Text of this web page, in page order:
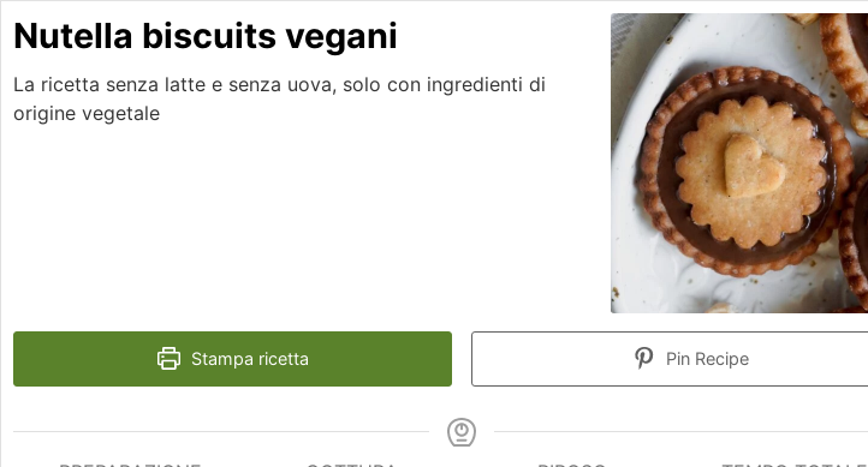
Nutella biscuits vegani
La ricetta senza latte e senza uova, solo con ingredienti di
origine vegetale
Stampa ricetta Pin Recipe